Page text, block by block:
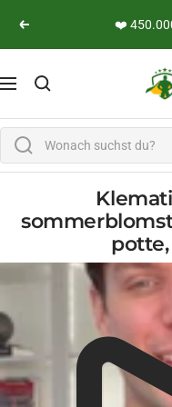
Vend tilbage
👨‍🔬
Navigation